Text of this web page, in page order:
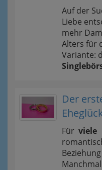
Auf der
Liebe
mehr
Alters für
Variante:
Der
Fürviele